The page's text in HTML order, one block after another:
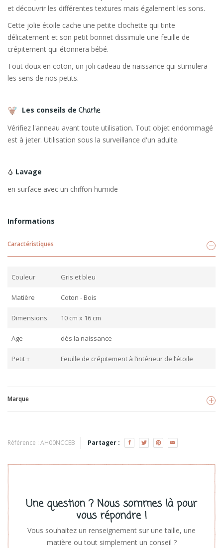
et découvrir les différentes textures mais également les sons.
Cette jolie étoile cache une petite clochette qui tinte
délicatement et son petit bonnet dissimule une feuille de
crépitement qui étonnera bébé.
Tout doux en coton, un joli cadeau de naissance qui stimulera
les sens de nos petits.
Les conseils de Charlie
Vérifiez l'anneau avant toute utilisation. Tout objet endommagé
est à jeter. Utilisation sous la surveillance d'un adulte.
Lavage
en surface avec un chiffon humide
Informations
Caractéristiques
Couleur Gris et bleu
Matière Coton - Bois
Dimensions 10 cm x 16 cm
Age dès la naissance
Petit + Feuille de crépitement à l’intérieur de l’étoile
Marque
Voir les produits
Référence : AH00NCCEB Partager :
Une question ? Nous sommes là pour
vous répondre !
Vous souhaitez un renseignement sur une taille, une
matière ou tout simplement un conseil ?